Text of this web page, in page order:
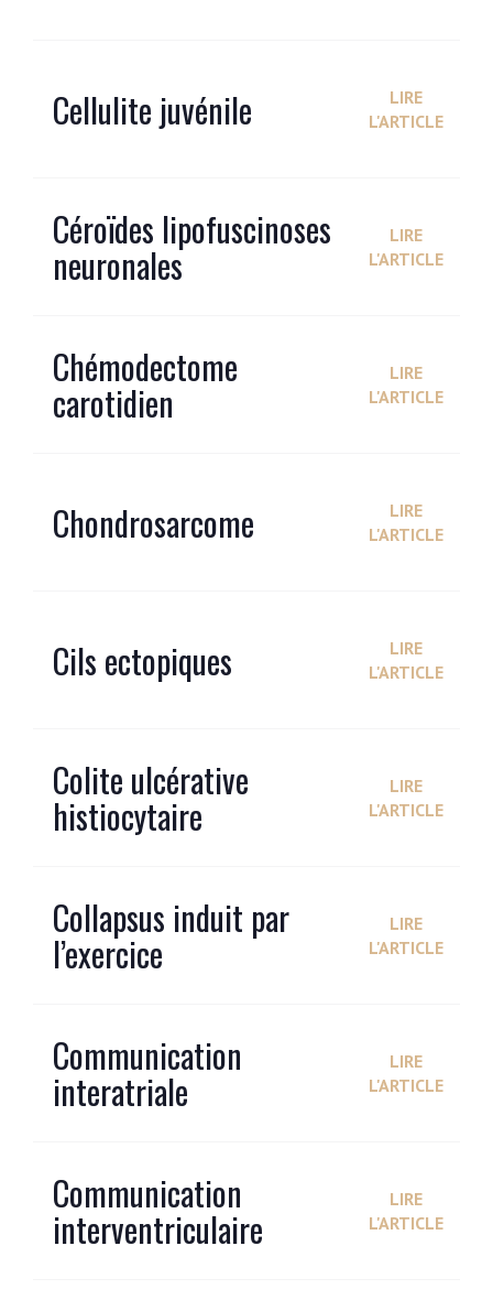
Cellulite juvénile
LIRE
L'ARTICLE
Céroïdes lipofuscinoses
neuronales
LIRE
L'ARTICLE
Chémodectome
carotidien
LIRE
L'ARTICLE
Chondrosarcome
LIRE
L'ARTICLE
Cils ectopiques
LIRE
L'ARTICLE
Colite ulcérative
histiocytaire
LIRE
L'ARTICLE
Collapsus induit par
l’exercice
LIRE
L'ARTICLE
Communication
interatriale
LIRE
L'ARTICLE
Communication
interventriculaire
LIRE
L'ARTICLE